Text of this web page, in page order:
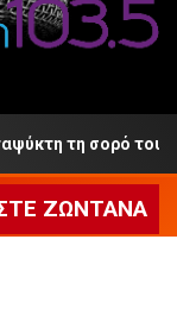
σορό του πατέρα
ΖΩΝΤΑΝΆ